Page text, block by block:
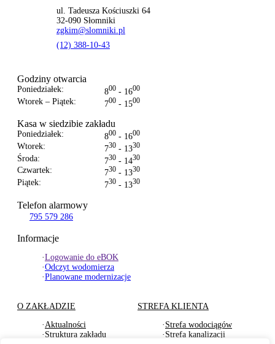
ul. Tadeusza Kościuszki 64
32-090 Słomniki
zgkim@slomniki.pl
(12) 388-10-43
Godziny otwarcia
Poniedziałek: 800 - 1600
Wtorek – Piątek: 700 - 1500
Kasa w siedzibie zakładu
Poniedziałek: 800 - 1600
Wtorek: 730 - 1330
Środa: 730 - 1430
Czwartek: 730 - 1330
Piątek: 730 - 1330
Telefon alarmowy
795 579 286
Informacje
·Logowanie do eBOK
·Odczyt wodomierza
·Planowane modernizacje
O ZAKŁADZIE
·Aktualności
· Struktura zakładu
STREFA KLIENTA
· Strefa wodociągów
· Strefa kanalizacji